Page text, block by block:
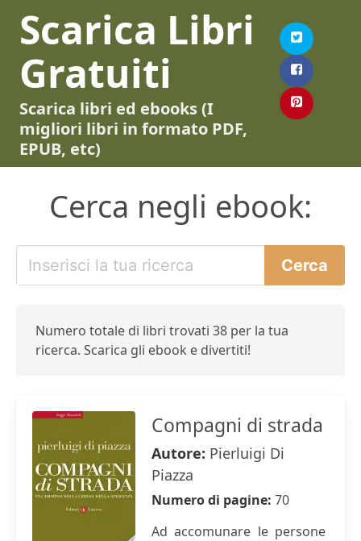
Scarica Libri
Gratuiti
Scarica libri ed ebooks (I
migliori libri in formato PDF,
EPUB, etc)
Cerca negli ebook:
Numero totale di libri trovati 38 per la tua
ricerca. Scarica gli ebook e divertiti!
Compagni di strada
Autore: Pierluigi Di
Piazza
Numero di pagine: 70
Ad accomunare le persone